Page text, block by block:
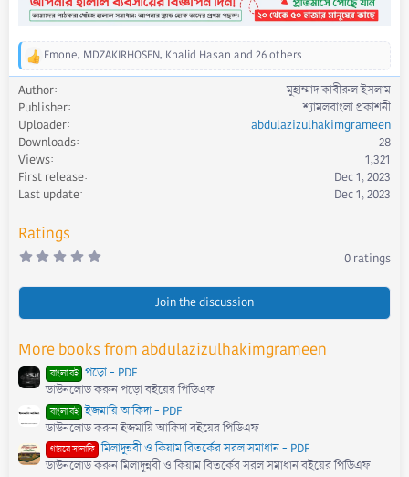
R
e
a
c
t
i
o
n
s
Emone, MDZAKIRHOSEN, Khalid Hasan and 26 others
Author
মুহাম্মাদ কাবীরুল ইসলাম
Publisher
শ্যামলবাংলা প্রকাশনী
Uploader
abdulazizulhakimgrameen
Downloads
28
Views
1,321
First release
Dec 1, 2023
Last update
Dec 1, 2023
Ratings
0
0
(
)
0 ratings
Join the discussion
More books from abdulazizulhakimgrameen
বাংলা বই পড়ো - PDF
ডাউনলোড করুন পড়ো বইয়ের পিডিএফ
বাংলা বই ইজমায়ি আকিদা - PDF
ডাউনলোড করুন ইজমায়ি আকিদা বইয়ের পিডিএফ
গায়রে সালাফি মিলাদুন্নবী ও কিয়াম বিতর্কের সরল সমাধান - PDF
ডাউনলোড করুন মিলাদুন্নবী ও কিয়াম বিতর্কের সরল সমাধান বইয়ের পিডিএফ